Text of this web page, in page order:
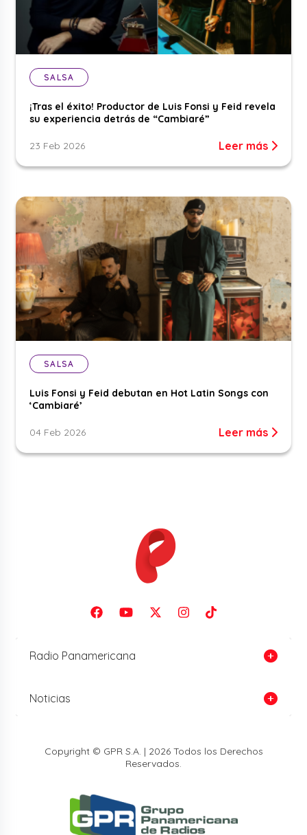
SALSA
¡Tras el éxito! Productor de Luis Fonsi y Feid revela
su experiencia detrás de “Cambiaré”
23 Feb 2026 Leer más
SALSA
Luis Fonsi y Feid debutan en Hot Latin Songs con
‘Cambiaré’
04 Feb 2026 Leer más
Radio Panamericana
Noticias
Copyright © GPR S.A. | 2026 Todos los Derechos
Reservados.